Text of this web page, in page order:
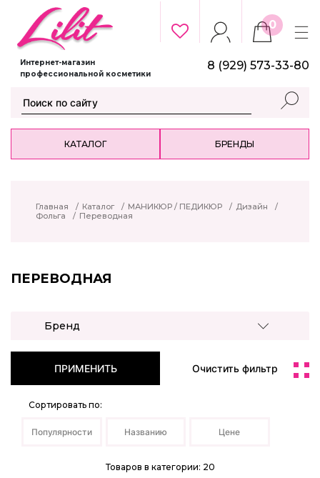
Интернет-магазин
профессиональной косметики
0
8 (929) 573-33-80
КАТАЛОГ БРЕНДЫ
Главная / Каталог / МАНИКЮР / ПЕДИКЮР / Дизайн
/
Фольга
/ Переводная
ПЕРЕВОДНАЯ
Бренд
ПРИМЕНИТЬ Очистить фильтр
Сортировать по:
Популярности Названию Цене
Товаров в категории: 20